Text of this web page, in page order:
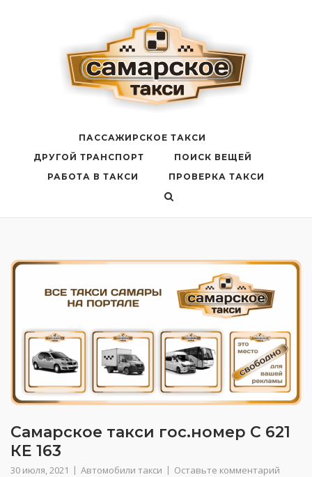
ПАССАЖИРСКОЕ ТАКСИ
ДРУГОЙ ТРАНСПОРТ
ПОИСК ВЕЩЕЙ
РАБОТА В ТАКСИ
ПРОВЕРКА ТАКСИ
Самарское такси гос.номер С 621
КЕ 163
30 июля, 2021 Автомобили такси Оставьте комментарий